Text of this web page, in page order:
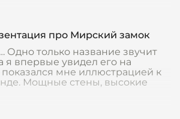
про Мирский замок
Одно только название звучит
я впервые увидел его на
мне иллюстрацией к
Мощные стены, высокие